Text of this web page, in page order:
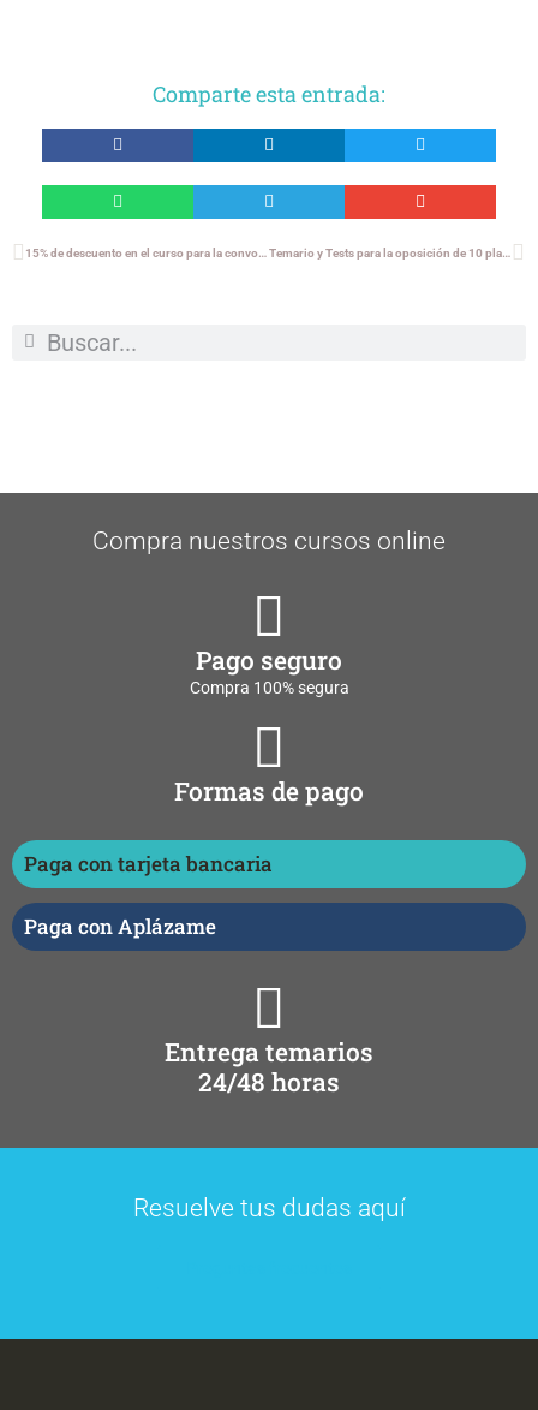
Comparte esta entrada:
15% de descuento en el curso para la convocatoria Administrativo-Estabilización del Gobierno de Navarra Temario y Tests para la oposición de 10 plazas de Administrativo del Parlamento de Navarra
Compra nuestros cursos online
Pago seguro
Compra 100% segura
Formas de pago
Paga con tarjeta bancaria
Paga con Aplázame
Entrega temarios
24/48 horas
Resuelve tus dudas aquí